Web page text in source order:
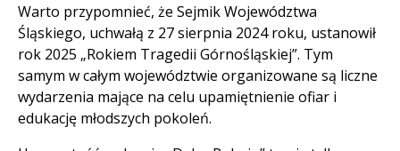
Warto przypomnieć, że Sejmik Województwa
Śląskiego, uchwałą z 27 sierpnia 2024 roku, ustanowił
rok 2025 „Rokiem Tragedii Górnośląskiej”. Tym
samym w całym województwie organizowane są liczne
wydarzenia mające na celu upamiętnienie ofiar i
edukację młodszych pokoleń.